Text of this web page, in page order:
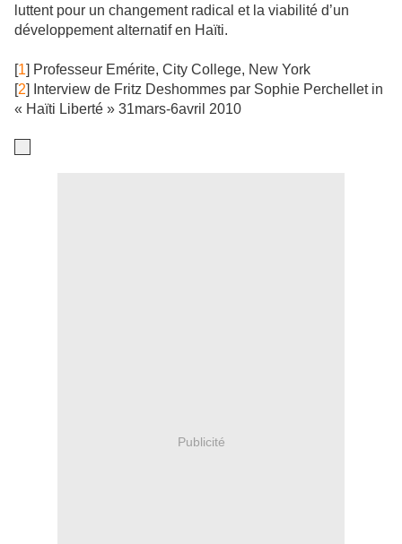
luttent pour un changement radical et la viabilité d’un
développement alternatif en Haïti.
[1] Professeur Emérite, City College, New York
[2] Interview de Fritz Deshommes par Sophie Perchellet in
« Haïti Liberté » 31mars-6avril 2010
Publicité